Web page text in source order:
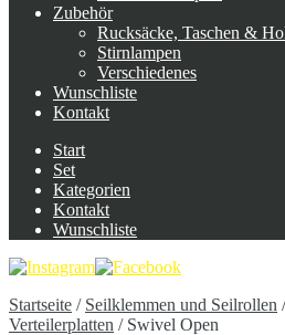
Zubehör
Rucksäcke, Taschen &
Stirnlampen
Verschiedenes
Wunschliste
Kontakt
Start
Set
Kategorien
Kontakt
Wunschliste
Startseite / Seilklemmen und Seilrollen
Verteilerplatten / Swivel Open